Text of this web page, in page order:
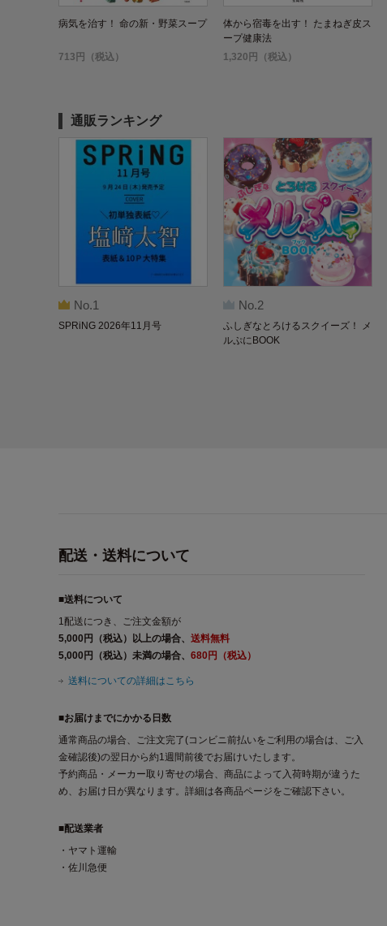
病気を治す！ 命の新・野菜スープ
713円（税込）
体から宿毒を出す！ たまねぎ皮ス
ープ健康法
1,320円（税込）
通販ランキング
No.1
SPRiNG 2026年11月号
No.2
ふしぎなとろけるスクイーズ！ メ
ルぷにBOOK
配送・送料について
■送料について
1配送につき、ご注文金額が
5,000円（税込）以上の場合、 送料無料
5,000円（税込）未満の場合、 680円（税込）
送料についての詳細はこちら
■お届けまでにかかる日数
通常商品の場合、ご注文完了(コンビニ前払いをご利用の場合は、ご入
金確認後)の翌日から約1週間前後でお届けいたします。
予約商品・メーカー取り寄せの場合、商品によって入荷時期が違うた
め、お届け日が異なります。詳細は各商品ページをご確認下さい。
■配送業者
・ヤマト運輸
・佐川急便